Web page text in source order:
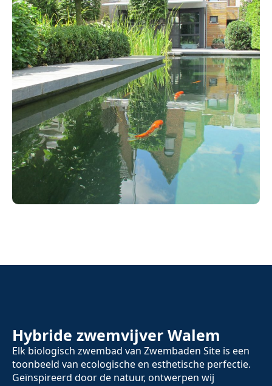
Hybride zwemvijver Walem
Elk biologisch zwembad van Zwembaden Site is een
toonbeeld van ecologische en esthetische perfectie.
Geïnspireerd door de natuur, ontwerpen wij